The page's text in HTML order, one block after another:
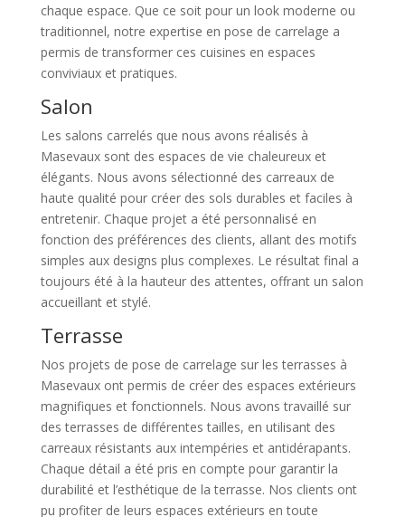
chaque espace. Que ce soit pour un look moderne ou
traditionnel, notre expertise en pose de carrelage a
permis de transformer ces cuisines en espaces
conviviaux et pratiques.
Salon
Les salons carrelés que nous avons réalisés à
Masevaux sont des espaces de vie chaleureux et
élégants. Nous avons sélectionné des carreaux de
haute qualité pour créer des sols durables et faciles à
entretenir. Chaque projet a été personnalisé en
fonction des préférences des clients, allant des motifs
simples aux designs plus complexes. Le résultat final a
toujours été à la hauteur des attentes, offrant un salon
accueillant et stylé.
Terrasse
Nos projets de pose de carrelage sur les terrasses à
Masevaux ont permis de créer des espaces extérieurs
magnifiques et fonctionnels. Nous avons travaillé sur
des terrasses de différentes tailles, en utilisant des
carreaux résistants aux intempéries et antidérapants.
Chaque détail a été pris en compte pour garantir la
durabilité et l’esthétique de la terrasse. Nos clients ont
pu profiter de leurs espaces extérieurs en toute